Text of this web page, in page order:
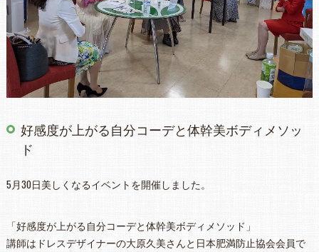
好感度が上がる自分コーデと体幹美ボディメソッ
ド
5月30日美しくなるイベントを開催しました。
「好感度が上がる自分コーデと体幹美ボディメソッド」
講師はドレスデザイナーの大原久美さんと日本肥満防止協会会員で